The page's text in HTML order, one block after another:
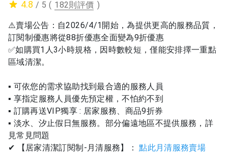
4.8 / 5 ( 182則評價 )
⚠️賣場公告：自2026/4/1開始，為提供更高的服務品質，
訂閱制優惠將從88折優惠全面變為9折優惠
✅如購買1人3小時規格，因時數較短，僅能安排擇一重點
區域清潔。
▪ 可依您的需求協助找到最合適的服務人員
▪ 享指定服務人員優先預定權，不怕約不到
▪ 訂購再送VIP獨享 : 居家服務、商品9折券
▪ 淡水、汐止假日無服務。部分偏遠地區不提供服務，詳
見常見問題
✔ 【居家清潔訂閱制-月清服務】：點此月清服務賣場